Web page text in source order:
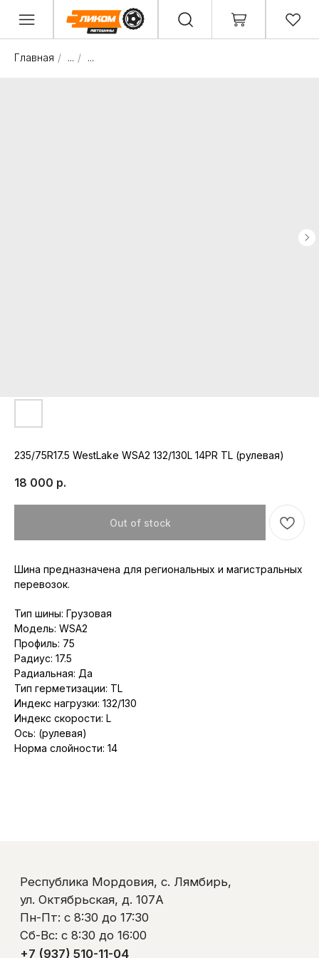
Главная / ... / ...
235/75R17.5 WestLake WSA2 132/130L 14PR TL (рулевая)
18 000 р.
Out of stock
Шина предназначена для региональных и магистральных
перевозок.
Тип шины: Грузовая
Модель: WSA2
Профиль: 75
Радиус: 17.5
Радиальная: Да
Тип герметизации: TL
Индекс нагрузки: 132/130
Индекс скорости: L
Ось: (рулевая)
Норма слойности: 14
Контакты
Полезно знать
Оплата и доставка
Обмен и возврат
Республика Мордовия, с. Лямбирь,
ул. Октябрьская, д. 107А
Пн-Пт: с 8:30 до 17:30
Сб-Вс: с 8:30 до 16:00
+7 (937) 510-11-04
+7 (927) 979-00-19